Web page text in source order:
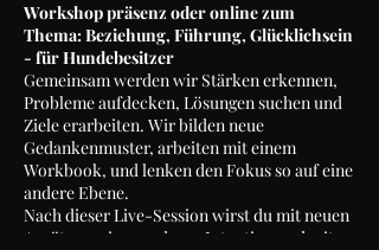
Workshop präsenz oder online zum
Thema: Beziehung, Führung, Glücklichsein
- für Hundebesitzer
Gemeinsam werden wir Stärken erkennen,
Probleme aufdecken, Lösungen suchen und
Ziele erarbeiten. Wir bilden neue
Gedankenmuster, arbeiten mit einem
Workbook, und lenken den Fokus so auf eine
andere Ebene.
Nach dieser Live-Session wirst du mit neuen
Ansätzen, einer anderen Intention und mit